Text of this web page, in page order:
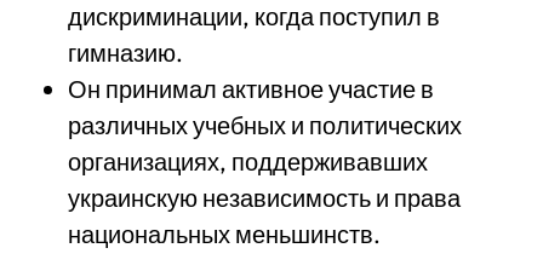
дискриминации, когда поступил в
гимназию.
Он принимал активное участие в
различных учебных и политических
организациях, поддерживавших
украинскую независимость и права
национальных меньшинств.